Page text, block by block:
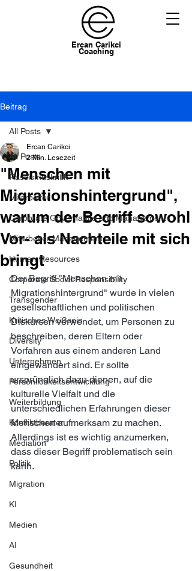
Ercan Carikci
Coaching
Beitrag
All Posts
Rassismuskritik
Mitarbeiter
Corporate Governance und Management
Mitarbeiter Management
Human Resources
Corporate Social Responsibility
Transgender
Kritisches Weißsein
Diversity
Unternehmen
Persönlichkeitsentwicklung
Weiterbildung
Konfliktberater
Mediation
Politik
Migration
KI
Medien
AI
Gesundheit
All Posts
"Menschen mit
Migrationshintergrund",
warum der Begriff sowohl
Vor- als Nachteile mit sich
bringt
Ercan Carikci
2 Min. Lesezeit
Der Begriff "Menschen mit
Migrationshintergrund" wurde in vielen
gesellschaftlichen und politischen
Diskursen verwendet, um Personen zu
beschreiben, deren Eltern oder
Vorfahren aus einem anderen Land
eingewandert sind. Er sollte
ursprünglich dazu dienen, auf die
kulturelle Vielfalt und die
unterschiedlichen Erfahrungen dieser
Menschen aufmerksam zu machen.
Allerdings ist es wichtig anzumerken,
dass dieser Begriff problematisch sein
kann.